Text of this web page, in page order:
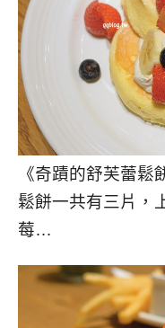
《奇蹟的舒芙蕾鬆
鬆餅一共有三片，
莓…